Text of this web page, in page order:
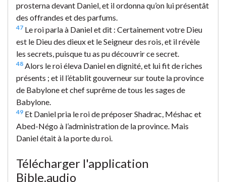
prosterna devant Daniel, et il ordonna qu’on lui présentât
des offrandes et des parfums.
47 Le roi parla à Daniel et dit : Certainement votre Dieu
est le Dieu des dieux et le Seigneur des rois, et il révèle
les secrets, puisque tu as pu découvrir ce secret.
48 Alors le roi éleva Daniel en dignité, et lui fit de riches
présents ; et il l’établit gouverneur sur toute la province
de Babylone et chef suprême de tous les sages de
Babylone.
49 Et Daniel pria le roi de préposer Shadrac, Méshac et
Abed-Négo à l’administration de la province. Mais
Daniel était à la porte du roi.
Télécharger l'application
Bible.audio